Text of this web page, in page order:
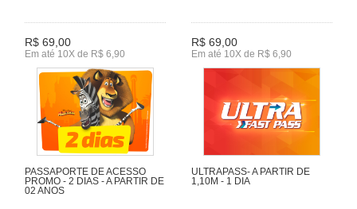
R$ 69,00
Em até 10X de R$ 6,90
R$ 69,00
Em até 10X de R$ 6,90
PASSAPORTE DE ACESSO
PROMO - 2 DIAS - A PARTIR DE
02 ANOS
ULTRAPASS- A PARTIR DE
1,10M - 1 DIA